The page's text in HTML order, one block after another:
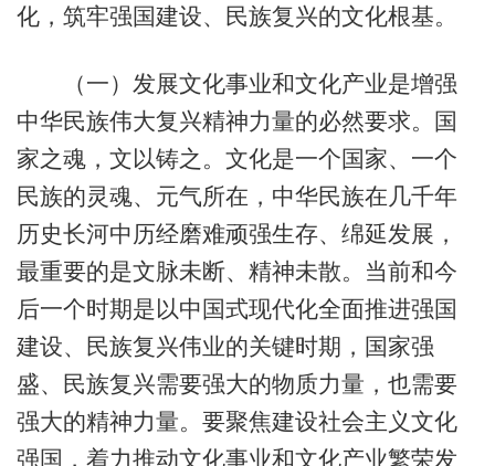
化，筑牢强国建设、民族复兴的文化根基。
（一）发展文化事业和文化产业是增强
中华民族伟大复兴精神力量的必然要求。国
家之魂，文以铸之。文化是一个国家、一个
民族的灵魂、元气所在，中华民族在几千年
历史长河中历经磨难顽强生存、绵延发展，
最重要的是文脉未断、精神未散。当前和今
后一个时期是以中国式现代化全面推进强国
建设、民族复兴伟业的关键时期，国家强
盛、民族复兴需要强大的物质力量，也需要
强大的精神力量。要聚焦建设社会主义文化
强国，着力推动文化事业和文化产业繁荣发